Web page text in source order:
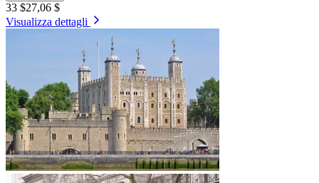
33 $27,06 $
Visualizza dettagli